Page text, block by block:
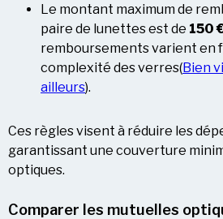
Le montant maximum de
paire de lunettes est de 150
remboursements varient en
complexité des verres​(Bien
ailleurs).
Ces règles visent à réduire les
garantissant une couverture
optiques.
Comparer les mutuelles